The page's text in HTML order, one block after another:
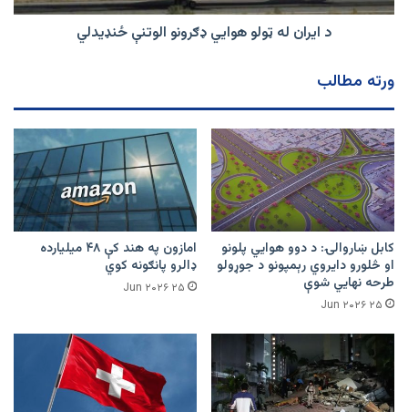
د ایران له ټولو هوايي ډګرونو الوتنې ځنډیدلي
ورته مطالب
کابل ښاروالۍ: د دوو هوايي پلونو
او څلورو دایروي رېمپونو د جوړولو
طرحه نهایي شوې
۲۵ Jun ۲۰۲۶
امازون په هند کې ۴۸ میلیارده
ډالرو پانګونه کوي
۲۵ Jun ۲۰۲۶